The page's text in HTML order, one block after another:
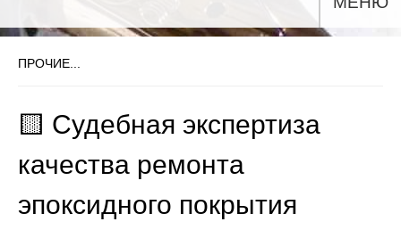
ПРОЧИЕ...
🟨 Судебная экспертиза
качества ремонта
эпоксидного покрытия